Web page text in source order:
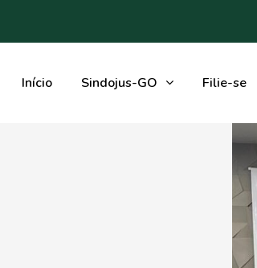
Início Sindojus-GO Filie-se